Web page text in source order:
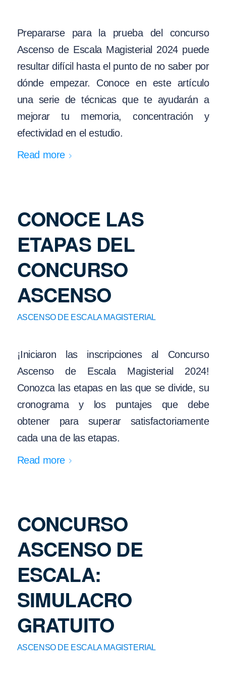
Prepararse para la prueba del concurso
Ascenso de Escala Magisterial 2024 puede
resultar difícil hasta el punto de no saber por
dónde empezar. Conoce en este artículo
una serie de técnicas que te ayudarán a
mejorar tu memoria, concentración y
efectividad en el estudio.
Read more
CONOCE LAS
ETAPAS DEL
CONCURSO
ASCENSO
ASCENSO DE ESCALA MAGISTERIAL
¡Iniciaron las inscripciones al Concurso
Ascenso de Escala Magisterial 2024!
Conozca las etapas en las que se divide, su
cronograma y los puntajes que debe
obtener para superar satisfactoriamente
cada una de las etapas.
Read more
CONCURSO
ASCENSO DE
ESCALA:
SIMULACRO
GRATUITO
ASCENSO DE ESCALA MAGISTERIAL